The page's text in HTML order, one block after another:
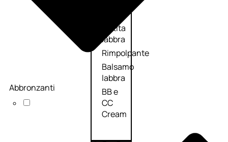
Matita
labbra
Rimpolpante
Balsamo
labbra
BB e
CC
Cream
Abbronzanti